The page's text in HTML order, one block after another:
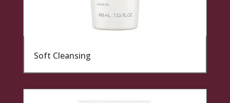
Soft Cleansing